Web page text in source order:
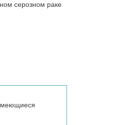
серозном раке